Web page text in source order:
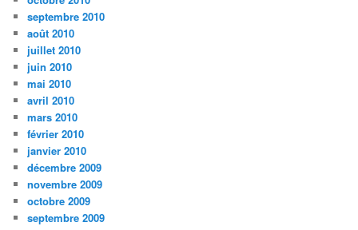
septembre 2010
août 2010
juillet 2010
juin 2010
mai 2010
avril 2010
mars 2010
février 2010
janvier 2010
décembre 2009
novembre 2009
octobre 2009
septembre 2009